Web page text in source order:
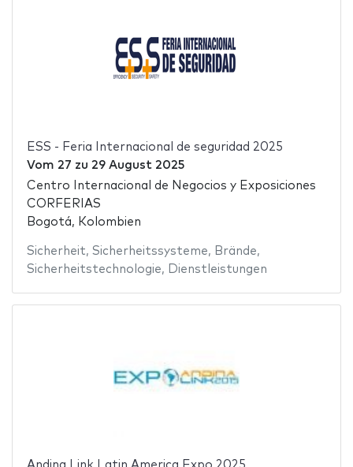
ESS - Feria Internacional de seguridad 2025
Vom 27 zu 29 August 2025
Centro Internacional de Negocios y Exposiciones
CORFERIAS
Bogotá, Kolombien
Sicherheit, Sicherheitssysteme, Brände,
Sicherheitstechnologie, Dienstleistungen